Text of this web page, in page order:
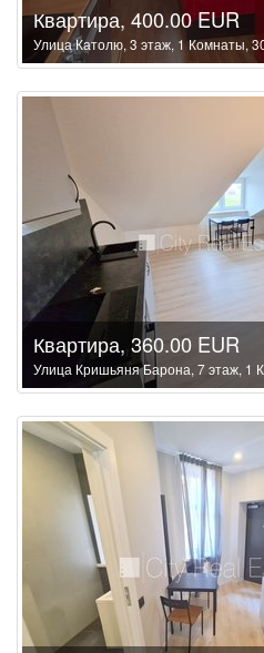
Квартира, 400.00 EUR
Улица Католю, 3 этаж, 1 Комнаты,
Квартира, 360.00 EUR
Улица Кришьяня Барона, 7 этаж, 1